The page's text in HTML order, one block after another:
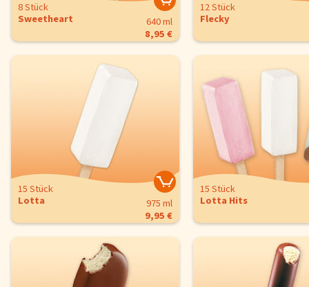
8 Stück
Sweetheart
640 ml
8,95 €
12 Stück
Flecky
15 Stück
Lotta
975 ml
9,95 €
15 Stück
Lotta Hits